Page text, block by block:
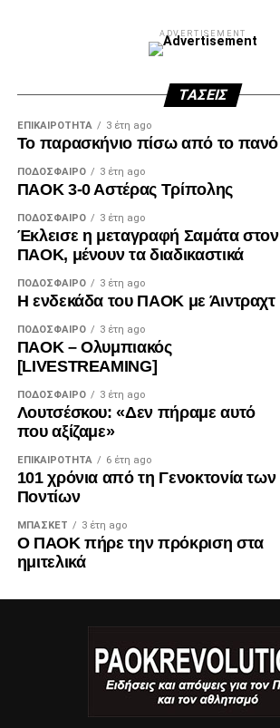
ADVERTISEMENT
ΤΆΣΕΙΣ
ΕΠΙΚΑΙΡΌΤΗΤΑ 3 έτη ago
Το παρασκήνιο πίσω από το πανό
ΠΟΔΌΣΦΑΙΡΟ 3 έτη ago
ΠΑΟΚ 3-0 Αστέρας Τρίπολης
ΠΟΔΌΣΦΑΙΡΟ 3 έτη ago
Έκλεισε η μεταγραφή Σαμάτα στον
ΠΑΟΚ, μένουν τα διαδικαστικά
ΠΟΔΌΣΦΑΙΡΟ 3 έτη ago
Η ενδεκάδα του ΠΑΟΚ με Άιντραχτ
ΠΟΔΌΣΦΑΙΡΟ 3 έτη ago
ΠΑΟΚ – Ολυμπιακός
[LIVESTREAMING]
ΠΟΔΌΣΦΑΙΡΟ 3 έτη ago
Λουτσέσκου: «Δεν πήραμε αυτό
που αξίζαμε»
ΕΠΙΚΑΙΡΌΤΗΤΑ 6 έτη ago
101 χρόνια από τη Γενοκτονία των
Ποντίων
ΜΠΆΣΚΕΤ 3 έτη ago
Ο ΠΑΟΚ πήρε την πρόκριση στα
ημιτελικά